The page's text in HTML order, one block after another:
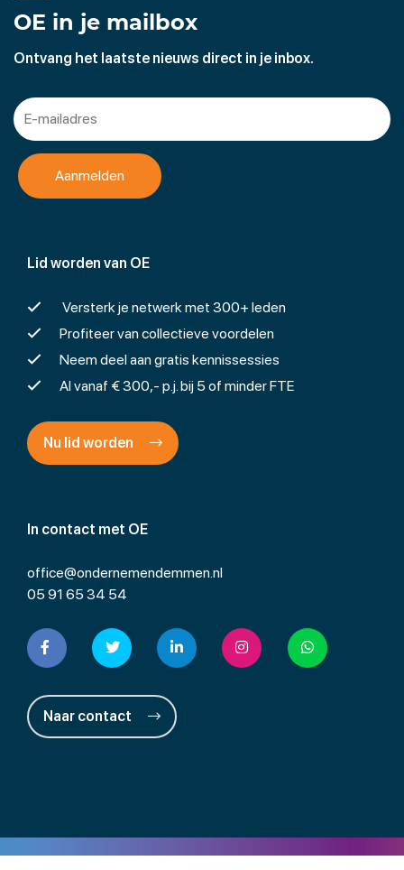
In contact met OE
office@ondernemendemmen.nl
05 91 65 34 54
Naar contact
Lid worden van OE
Versterk je netwerk met 300+ leden
Profiteer van collectieve voordelen
Neem deel aan gratis kennissessies
Al vanaf € 300,- p.j. bij 5 of minder FTE
Nu lid worden
OE in je mailbox
Ontvang het laatste nieuws direct in je inbox.